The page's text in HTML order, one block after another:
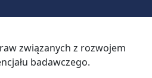
związanych z rozwojem
badawczego.